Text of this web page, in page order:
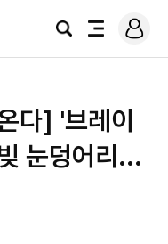
검
전
로
그
다] '브레이
눈덩어리...